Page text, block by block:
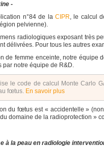
-
n°84 de la CIPR, le calcul
pelvienne).
radiologiques exposant très
délivrées. Pour tous les autres
de femme enceinte, notre
par notre équipe de R&D.
le code de calcul Monte Carlo
fœtus. En savoir plus
du fœtus est « accidentelle »
domaine de la radioprotection »
à la peau en radiologie